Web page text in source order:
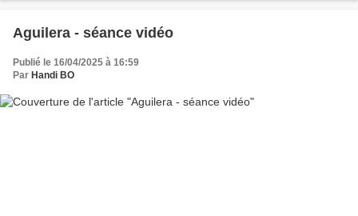
Aguilera - séance vidéo
Publié le 16/04/2025 à 16:59
Par Handi BO